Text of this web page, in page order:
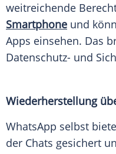
weitreichende
Smartphone und
Apps einsehen. Das
Datenschutz- und
Wiederherstellung
WhatsApp selbst
der Chats gesichert